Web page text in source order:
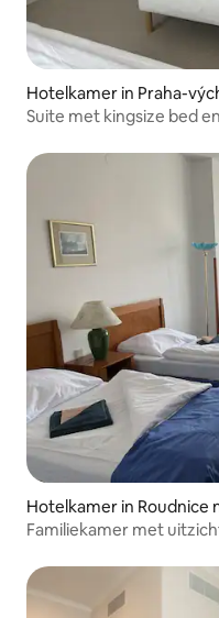
Hotelkamer in Praha-
Suite met kingsize bed
Hotelkamer in Roudnice
Familiekamer met